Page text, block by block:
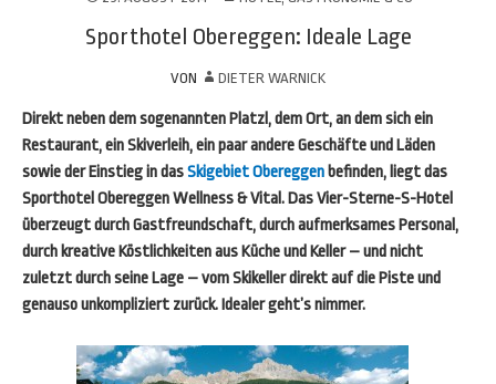
Sporthotel Obereggen: Ideale Lage
VON DIETER WARNICK
Direkt neben dem sogenannten Platzl, dem Ort, an dem sich ein
Restaurant, ein Skiverleih, ein paar andere Geschäfte und Läden
sowie der Einstieg in dasSkigebiet Obereggenbefinden, liegt das
Sporthotel Obereggen Wellness & Vital. Das Vier-Sterne-S-Hotel
überzeugt durch Gastfreundschaft, durch aufmerksames Personal,
durch kreative Köstlichkeiten aus Küche und Keller – und nicht
zuletzt durch seine Lage – vom Skikeller direkt auf die Piste und
genauso unkompliziert zurück. Idealer geht’s nimmer.